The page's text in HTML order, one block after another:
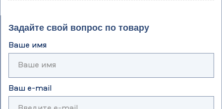
Задайте свой вопрос по товару
Ваше имя
Ваш e-mail